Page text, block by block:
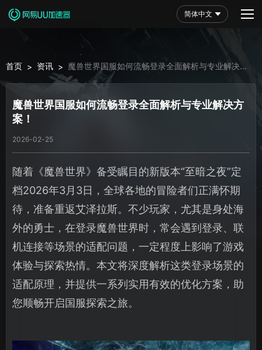
简体中文
首页 > 资讯 > 魔兽世界国服如何流畅登录全面解析与专业解决方
案！
魔兽世界国服如何流畅登录全面解析与专业解决方
案！
2026-02-25
随着《魔兽世界》备受瞩目的新版本“至暗之夜”定
档2026年3月3日，全球各地的冒险者们正满怀期
待，准备重返艾泽拉斯。不少玩家，尤其是身处海
外的勇士，在登录魔兽世界时，常会遇到登录、联
机连接等场景的适配问题，一定程度上影响了游戏
体验与探索热情。本文将深度解析这类登录场景的
适配原理，并提供一系列实用有效的优化方案，助
您顺畅开启国服探索之旅。